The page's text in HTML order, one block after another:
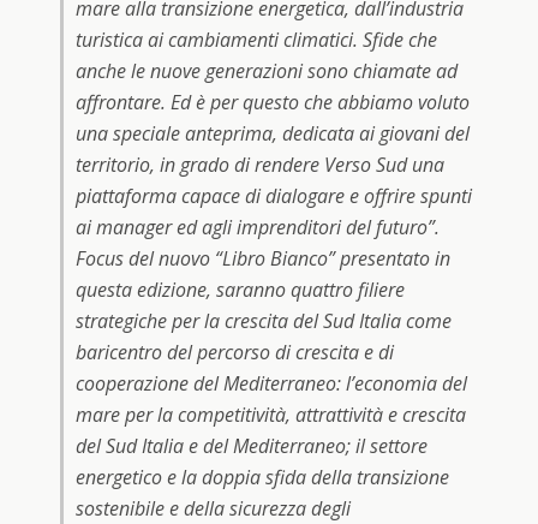
mare alla transizione energetica, dall’industria
turistica ai cambiamenti climatici. Sfide che
anche le nuove generazioni sono chiamate ad
affrontare. Ed è per questo che abbiamo voluto
una speciale anteprima, dedicata ai giovani del
territorio, in grado di rendere Verso Sud una
piattaforma capace di dialogare e offrire spunti
ai manager ed agli imprenditori del futuro”.
Focus del nuovo “Libro Bianco” presentato in
questa edizione, saranno quattro filiere
strategiche per la crescita del Sud Italia come
baricentro del percorso di crescita e di
cooperazione del Mediterraneo: l’economia del
mare per la competitività, attrattività e crescita
del Sud Italia e del Mediterraneo; il settore
energetico e la doppia sfida della transizione
sostenibile e della sicurezza degli